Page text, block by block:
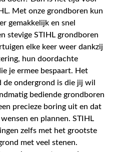
ons
Park Contact
Met onze grondboren kun
gemakkelijk en snel
stevige STIHL grondboren
elke keer weer dankzij
hun doordachte
je ermee bespaart. Het
ondergrond is die jij wil
bediende grondboren
precieze boring uit en dat
en plannen. STIHL
zelfs met het grootste
met veel stenen.